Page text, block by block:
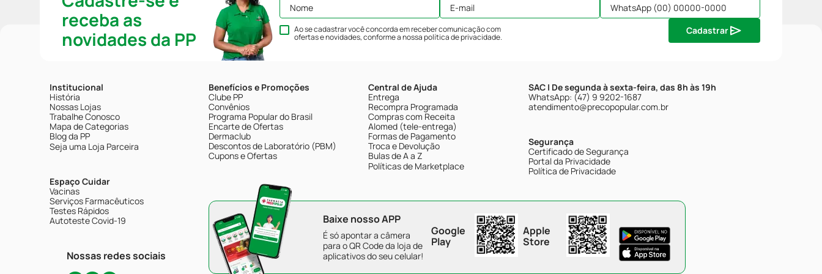
receba as
novidades da PP
Ao se cadastrar você concorda em receber comunicação com
ofertas e novidades, conforme a nossapolítica de privacidade.
Cadastrar
Institucional
História
Nossas Lojas
Trabalhe Conosco
Mapa de Categorias
Blog da PP
Seja uma Loja Parceira
Espaço Cuidar
Vacinas
Serviços Farmacêuticos
Testes Rápidos
Autoteste Covid-19
Nossas redes sociais
Benefícios e Promoções
Clube PP
Convênios
Programa Popular do Brasil
Encarte de Ofertas
Dermaclub
Descontos de Laboratório (PBM)
Cupons e Ofertas
Central de Ajuda
Entrega
Recompra Programada
Compras com Receita
Alomed (tele-entrega)
Formas de Pagamento
Troca e Devolução
Bulas de A a Z
Políticas de Marketplace
SAC | De segunda à sexta-feira, das 8h às 19h
WhatsApp: (47) 9 9202-1687
atendimento@precopopular.com.br
Segurança
Certificado de Segurança
Portal da Privacidade
Política de Privacidade
Baixe nosso APP
É só apontar a câmera
para o QR Code da loja de
aplicativos do seu celular!
Google
Play
Apple
Store